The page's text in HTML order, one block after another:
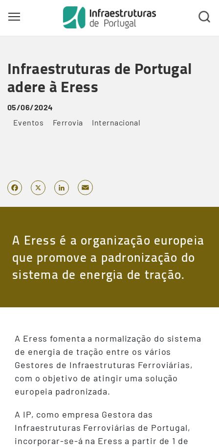
main
content
Toggle main menu visibility
Infraestruturas de Portugal
adere à Eress
05/06/2024
Eventos
Ferrovia Internacional
Facebook
X LinkedIn
A Eress é a organização europeia
que promove a padronização do
sistema de energia de tração.
A Eress fomenta a normalização do sistema
de energia de tração entre os vários
Gestores de Infraestruturas Ferroviárias,
com o objetivo de atingir uma solução
europeia padronizada.
A IP, como empresa Gestora das
Infraestruturas Ferroviárias de Portugal,
incorporar-se-á na Eress a partir de 1 de